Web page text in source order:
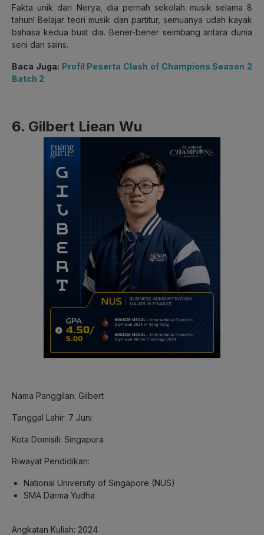
Fakta unik dari Nerya, dia pernah sekolah musik selama 8
tahun! Belajar teori musik dan partitur, semuanya udah kayak
bahasa kedua buat dia. Bener-bener seimbang antara dunia
seni dan sains.
Baca Juga: Profil Peserta Clash of Champions Season 2
Batch 2
6. Gilbert Liean Wu
Nama Panggilan: Gilbert
Tanggal Lahir: 7 Juni
Kota Domisili: Singapura
Riwayat Pendidikan:
National University of Singapore (NUS)
SMA Darma Yudha
Angkatan Kuliah: 2024